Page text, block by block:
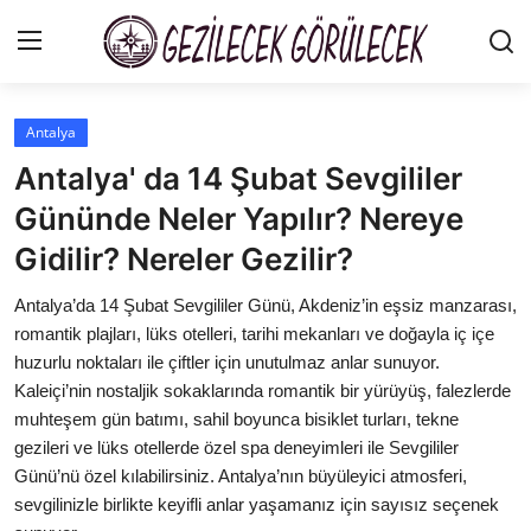
Gizlilik Sözleşmesi
Gezi Rehberleri
İletişim
Şehirler
Gezilecek Yerler
Tarih & Mitoloji
Yeme İçme Rehberi
Kamp & Doğa
Antalya
Antalya' da 14 Şubat Sevgililer
Gününde Neler Yapılır? Nereye
Gidilir? Nereler Gezilir?
Antalya’da 14 Şubat Sevgililer Günü, Akdeniz’in eşsiz manzarası,
romantik plajları, lüks otelleri, tarihi mekanları ve doğayla iç içe
huzurlu noktaları ile çiftler için unutulmaz anlar sunuyor.
Kaleiçi’nin nostaljik sokaklarında romantik bir yürüyüş, falezlerde
muhteşem gün batımı, sahil boyunca bisiklet turları, tekne
gezileri ve lüks otellerde özel spa deneyimleri ile Sevgililer
Günü’nü özel kılabilirsiniz. Antalya’nın büyüleyici atmosferi,
sevgilinizle birlikte keyifli anlar yaşamanız için sayısız seçenek